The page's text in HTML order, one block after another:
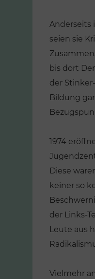
Anderseits
seien sie
bis dort
der
Bildung
1974
Diese
keiner so
der Links-
Leute aus
Vielmehr